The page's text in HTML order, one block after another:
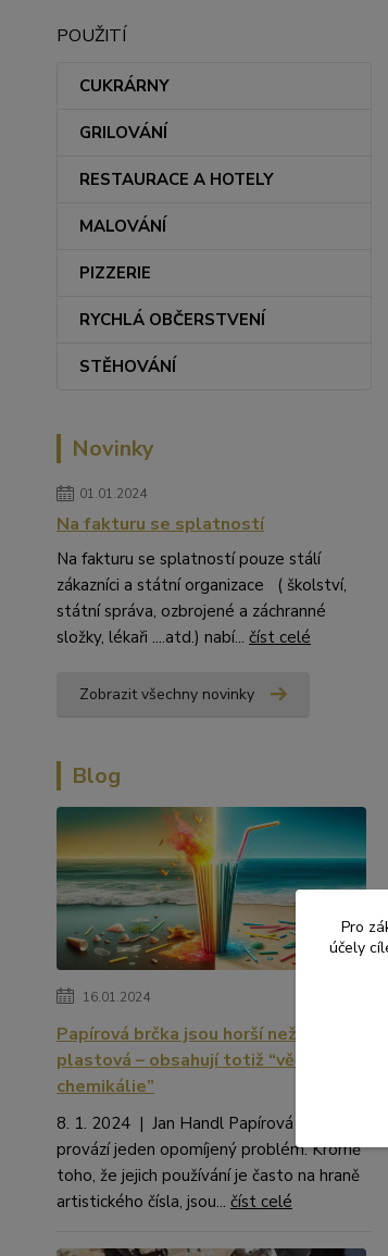
POUŽITÍ
CUKRÁRNY
GRILOVÁNÍ
RESTAURACE A HOTELY
MALOVÁNÍ
PIZZERIE
RYCHLÁ OBČERSTVENÍ
STĚHOVÁNÍ
Novinky
01.01.2024
Na fakturu se splatností
Na fakturu se splatností pouze stálí
zákazníci a státní organizace ( školství,
státní správa, ozbrojené a záchranné
složky, lékaři ....atd.) nabí... číst celé
Zobrazit všechny novinky
Blog
16.01.2024
Papírová brčka jsou horší než
plastová – obsahují totiž “věčné
chemikálie”
8. 1. 2024 | Jan Handl Papírová brčka
provází jeden opomíjený problém. Kromě
toho, že jejich používání je často na hraně
artistického čísla, jsou... číst celé
Pro
účely